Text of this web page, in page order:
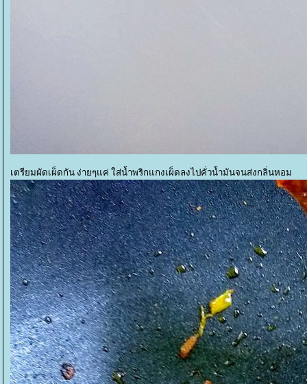
เตรียมผัดเผ็ดกัน ง่ายๆแค่ ใส่น้ำพริกแกงเผ็ดลงไปคั่วน้ำมันจนส่งกลิ่นหอม